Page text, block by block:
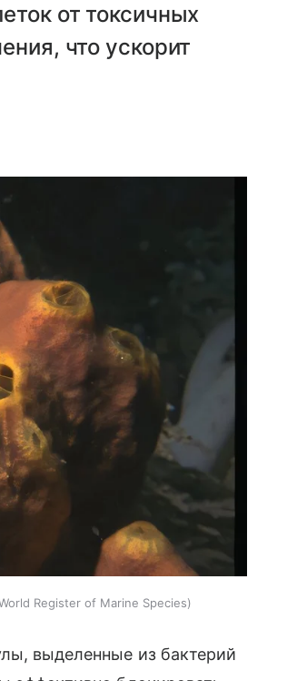
от токсичных
что ускорит
Register of Marine Species
выделенные из бактерий